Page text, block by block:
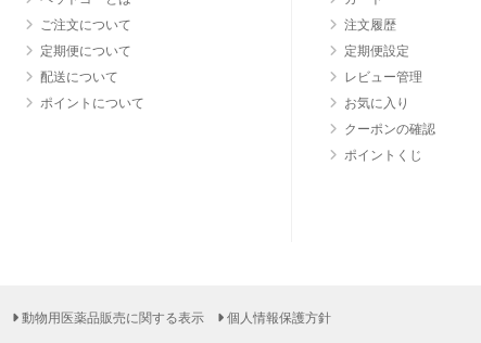
ご注文について
定期便について
配送について
ポイントについて
注文履歴
定期便設定
レビュー管理
お気に入り
クーポンの確認
ポイントくじ
動物用医薬品販売に関する表示 個人情報保護方針